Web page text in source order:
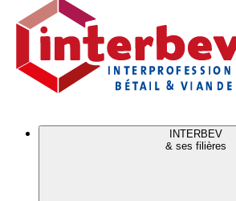
site
INTERBEV
& ses filières